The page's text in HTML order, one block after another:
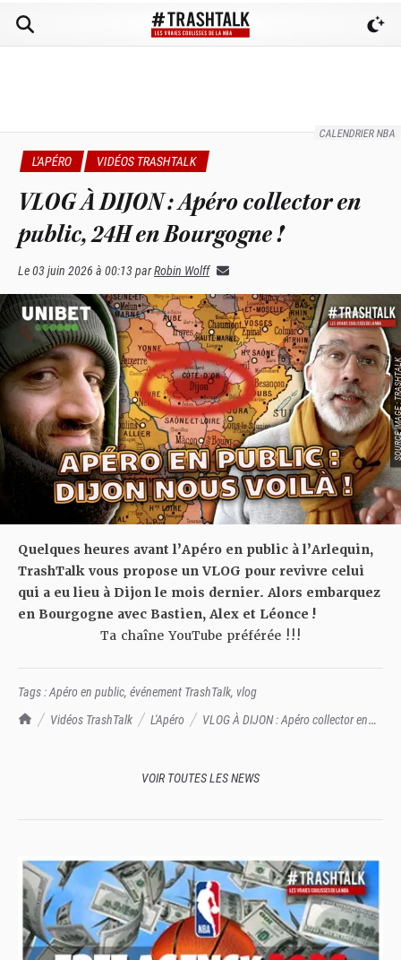
CALENDRIER NBA
TrashTalk Actu NBA
Vidéos TrashTalk L'Apéro
VLOG À DIJON : Apéro collector en
L'APÉRO VIDÉOS TRASHTALK
VLOG À DIJON : Apéro collector en
public, 24H en Bourgogne !
Le03 juin 2026 à 00:13parRobin Wolff
SOURCE
Quelques heures avant l’Apéro en public à l’Arlequin,
TrashTalk vous propose un VLOG pour revivre celui
qui a eu lieu à Dijon le mois dernier. Alors embarquez
en Bourgogne avec Bastien, Alex et Léonce !
Ta chaîne YouTube préférée !!!
Tags :Apéro en public, événement TrashTalk, vlog
VOIR TOUTES LES NEWS